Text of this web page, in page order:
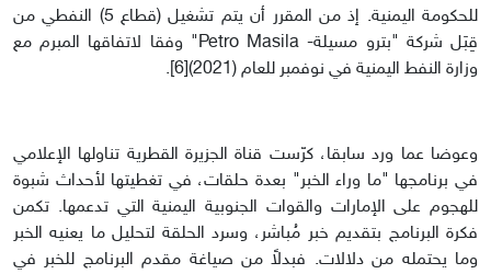
للحكومة اليمنية. إذ من المقرر أن يتم تشغيل (قطاع 5) النفطي من
قِبَل شركة "بترو مسيلة- Petro Masila" وفقا لاتفاقها المبرم مع
وزارة النفط اليمنية في نوفمبر للعام (2021)[6].
وعوضا عما ورد سابقا، كرّست قناة الجزيرة القطرية تناولها الإعلامي
في برنامجها "ما وراء الخبر" بعدة حلقات، في تغطيتها لأحداث شبوة
للهجوم على الإمارات والقوات الجنوبية اليمنية التي تدعمها. تكمن
فكرة البرنامج بتقديم خبر مُباشر، وسرد الحلقة لتحليل ما يعنيه الخبر
وما يحتمله من دلالات. فبدلاً من صياغة مقدم البرنامج للخبر في